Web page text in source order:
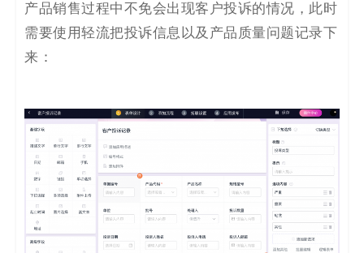
产品销售过程中不免会出现客户投诉的情况， 此时
需要使用轻流把投诉信息以及产品质量问题记录下
来 ：